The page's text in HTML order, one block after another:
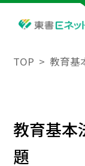
TOP 教育基
教育基本
題